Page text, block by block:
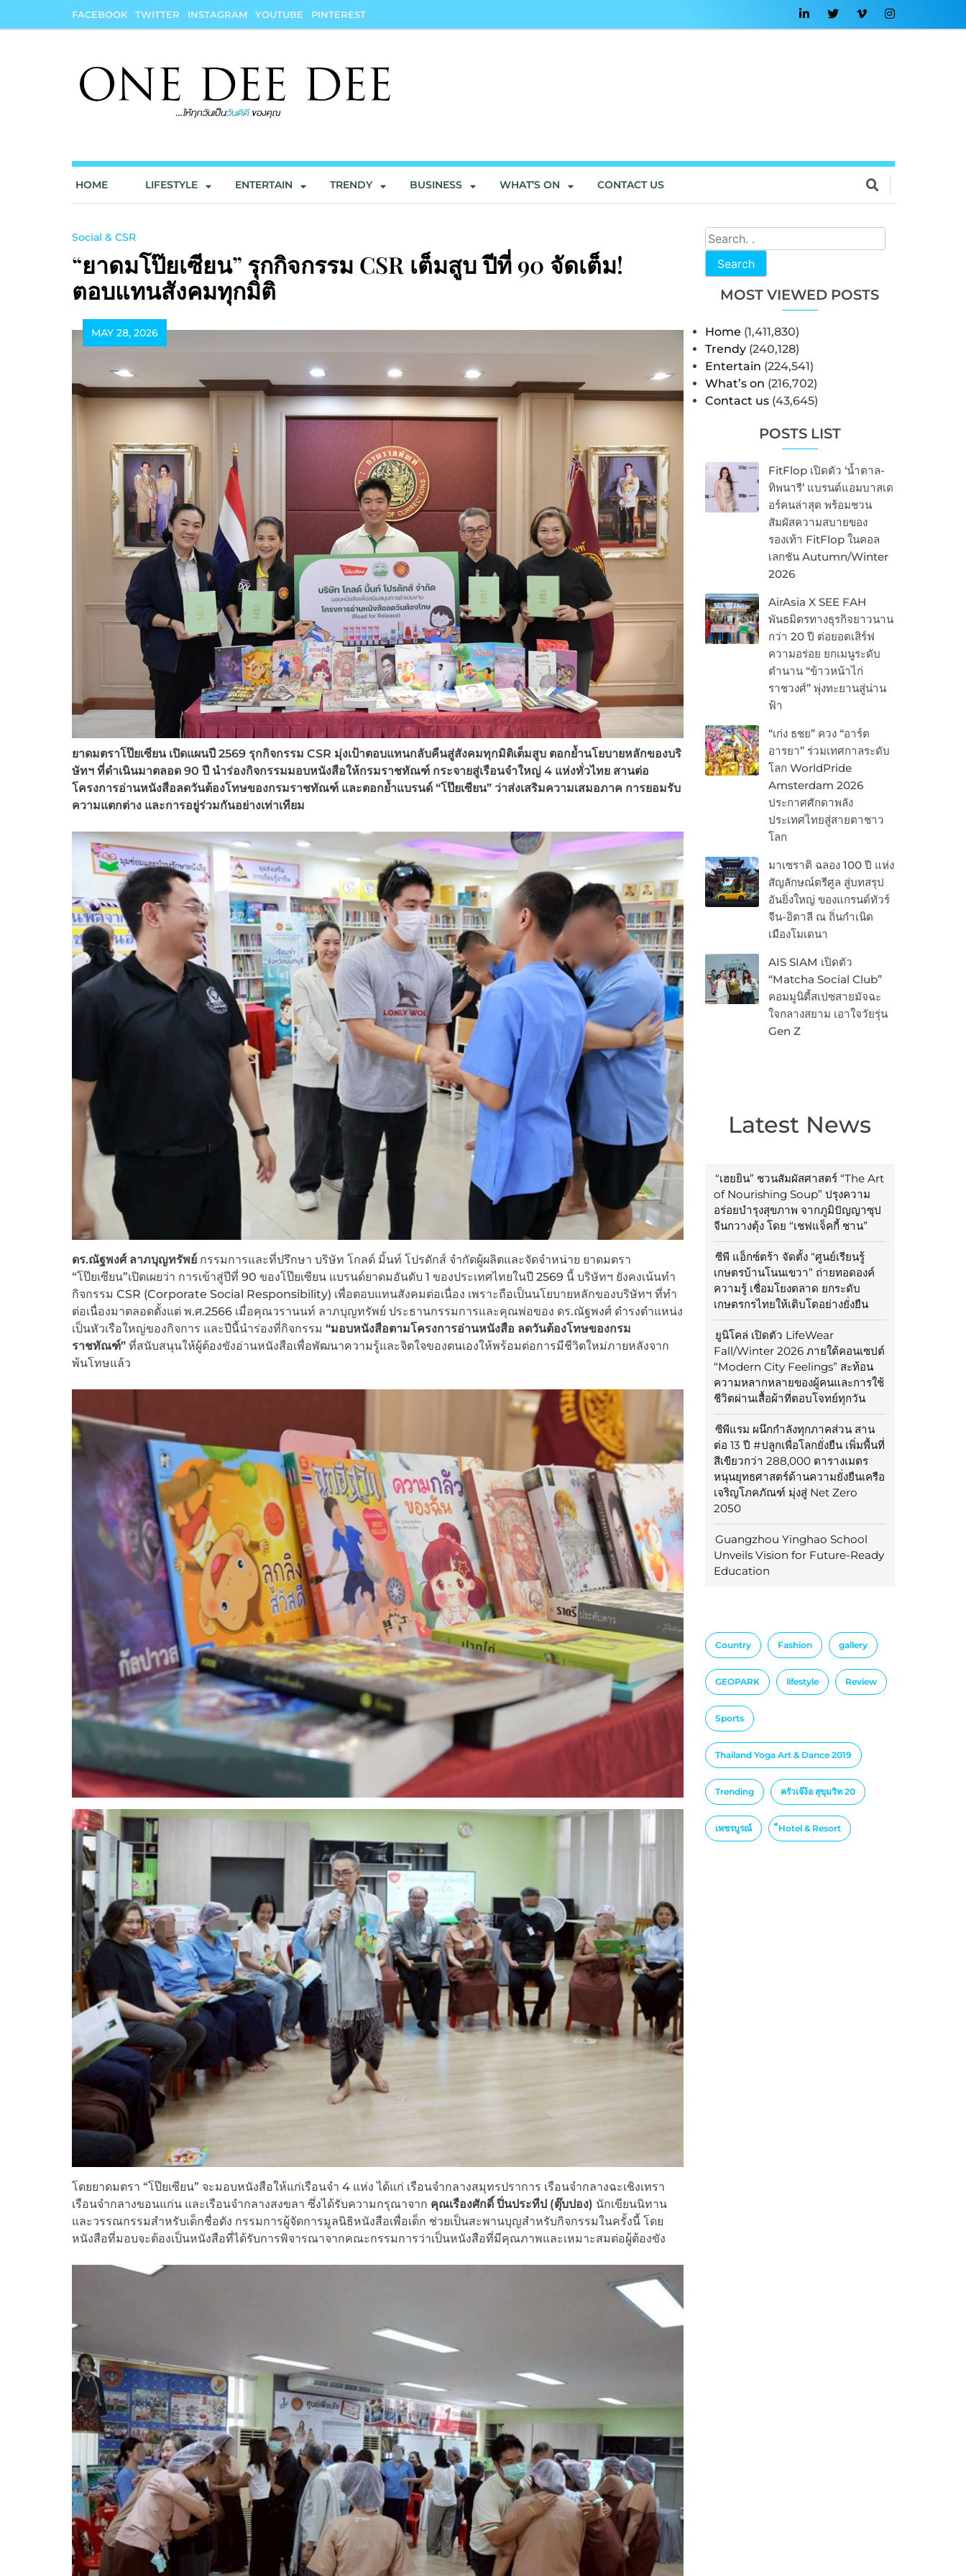
FACEBOOK TWITTER INSTAGRAM YOUTUBE PINTEREST
HOME LIFESTYLE ENTERTAIN TRENDY BUSINESS WHAT’S ON CONTACT US
Search
MOST VIEWED POSTS
Home (1,411,830)
Trendy (240,128)
Entertain (224,541)
What’s on (216,702)
Contact us (43,645)
POSTS LIST
FitFlop เปิดตัว ‘น้ำตาล-
ทิพนารี’ แบรนด์แอมบาสเด
อร์คนล่าสุด พร้อมชวน
สัมผัสความสบายของ
รองเท้า FitFlop ในคอล
เลกชัน Autumn/Winter
2026
AirAsia X SEE FAH
พันธมิตรทางธุรกิจยาวนาน
กว่า 20 ปี ต่อยอดเสิร์ฟ
ความอร่อย ยกเมนูระดับ
ตำนาน “ข้าวหน้าไก่
ราชวงศ์” พุ่งทะยานสู่น่าน
ฟ้า
“เก่ง ธชย” ควง “อาร์ต
อารยา” ร่วมเทศกาลระดับ
โลก WorldPride
Amsterdam 2026
ประกาศศักดาพลัง
ประเทศไทยสู่สายตาชาว
โลก
มาเซราติ ฉลอง 100 ปี แห่ง
สัญลักษณ์ตรีศูล สู่บทสรุป
อันยิ่งใหญ่ ของแกรนด์ทัวร์
จีน-อิตาลี ณ ถิ่นกำเนิด
เมืองโมเดนา
AIS SIAM เปิดตัว
“Matcha Social Club”
คอมมูนิตี้สเปซสายมัจฉะ
ใจกลางสยาม เอาใจวัยรุ่น
Gen Z
Latest News
“เฮยยิน” ชวนสัมผัสศาสตร์ “The Art
of Nourishing Soup” ปรุงความ
อร่อยบำรุงสุขภาพ จากภูมิปัญญาซุป
จีนกวางตุ้ง โดย “เชฟแจ็คกี้ ชาน”
ซีพี แอ็กซ์ตร้า จัดตั้ง “ศูนย์เรียนรู้
เกษตรบ้านโนนเขวา” ถ่ายทอดองค์
ความรู้ เชื่อมโยงตลาด ยกระดับ
เกษตรกรไทยให้เติบโตอย่างยั่งยืน
ยูนิโคล่ เปิดตัว LifeWear
Fall/Winter 2026 ภายใต้คอนเซปต์
“Modern City Feelings” สะท้อน
ความหลากหลายของผู้คนและการใช้
ชีวิตผ่านเสื้อผ้าที่ตอบโจทย์ทุกวัน
ซีพีแรม ผนึกกำลังทุกภาคส่วน สาน
ต่อ 13 ปี #ปลูกเพื่อโลกยั่งยืน เพิ่มพื้นที่
สีเขียวกว่า 288,000 ตารางเมตร
หนุนยุทธศาสตร์ด้านความยั่งยืนเครือ
เจริญโภคภัณฑ์ มุ่งสู่ Net Zero
2050
Guangzhou Yinghao School
Unveils Vision for Future-Ready
Education
Country Fashion gallery
GEOPARK lifestyle Review
Sports
Thailand Yoga Art & Dance 2019
Trending ครัวเจ๊ง้อ สุขุมวิท 20
เพชรบูรณ์ ็Hotel & Resort
Social & CSR
“ยาดมโป๊ยเซียน” รุกกิจกรรม CSR เต็มสูบ ปีที่ 90 จัดเต็ม!
ตอบแทนสังคมทุกมิติ
MAY 28, 2026
ยาดมตราโป๊ยเซียน เปิดแผนปี 2569 รุกกิจกรรม CSR มุ่งเป้าตอบแทนกลับคืนสู่สังคมทุกมิติเต็มสูบ ตอกย้ำนโยบายหลักของบริ
ษัทฯ ที่ดำเนินมาตลอด 90 ปี นำร่องกิจกรรมมอบหนังสือให้กรมราชทัณฑ์ กระจายสู่เรือนจำใหญ่ 4 แห่งทั่วไทย สานต่อ
โครงการอ่านหนังสือลดวันต้องโทษของกรมราชทัณฑ์ และตอกย้ำแบรนด์ “โป๊ยเซียน” ว่าส่งเสริมความเสมอภาค การยอมรับ
ความแตกต่าง และการอยู่ร่วมกันอย่างเท่าเทียม
ดร.ณัฐพงศ์ ลาภบุญทรัพย์ กรรมการและที่ปรึกษา บริษัท โกลด์ มิ้นท์ โปรดักส์ จำกัดผู้ผลิตและจัดจำหน่าย ยาดมตรา
“โป๊ยเซียน”เปิดเผยว่า การเข้าสู่ปีที่ 90 ของโป๊ยเซียน แบรนด์ยาดมอันดับ 1 ของประเทศไทยในปี 2569 นี้ บริษัทฯ ยังคงเน้นทำ
กิจกรรม CSR (Corporate Social Responsibility) เพื่อตอบแทนสังคมต่อเนื่อง เพราะถือเป็นนโยบายหลักของบริษัทฯ ที่ทำ
ต่อเนื่องมาตลอดตั้งแต่ พ.ศ.2566 เมื่อคุณวรานนท์ ลาภบุญทรัพย์ ประธานกรรมการและคุณพ่อของ ดร.ณัฐพงศ์ ดำรงตำแหน่ง
เป็นหัวเรือใหญ่ของกิจการ และปีนี้นำร่องที่กิจกรรม “มอบหนังสือตามโครงการอ่านหนังสือ ลดวันต้องโทษของกรม
ราชทัณฑ์”ที่สนับสนุนให้ผู้ต้องขังอ่านหนังสือเพื่อพัฒนาความรู้และจิตใจของตนเองให้พร้อมต่อการมีชีวิตใหม่ภายหลังจาก
พ้นโทษแล้ว
โดยยาดมตรา “โป๊ยเซียน” จะมอบหนังสือให้แก่เรือนจำ 4 แห่ง ได้แก่ เรือนจำกลางสมุทรปราการ เรือนจำกลางฉะเชิงเทรา
เรือนจำกลางขอนแก่น และเรือนจำกลางสงขลา ซึ่งได้รับความกรุณาจาก คุณเรืองศักดิ์ ปิ่นประทีป (ตุ๊บปอง) นักเขียนนิทาน
และวรรณกรรมสำหรับเด็กชื่อดัง กรรมการผู้จัดการมูลนิธิหนังสือเพื่อเด็ก ช่วยเป็นสะพานบุญสำหรับกิจกรรมในครั้งนี้ โดย
หนังสือที่มอบจะต้องเป็นหนังสือที่ได้รับการพิจารณาจากคณะกรรมการว่าเป็นหนังสือที่มีคุณภาพและเหมาะสมต่อผู้ต้องขัง